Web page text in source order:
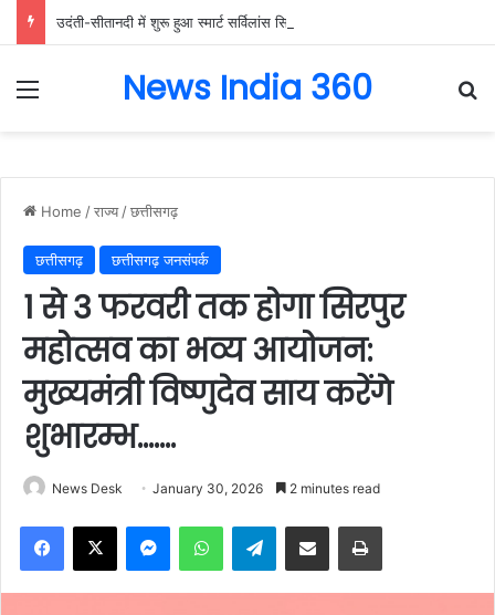
Menu News India 360
Home /राज्य /छत्तीसगढ़
छत्तीसगढ़ छत्तीसगढ़ जनसंपर्क
1 से 3 फरवरी तक होगा सिरपुर
महोत्सव का भव्य आयोजन:
मुख्यमंत्री विष्णुदेव साय करेंगे
शुभारम्भ…….
News Desk January 30, 2026 2 minutes read
Facebook
X MessengerWhatsAppTelegramShare via Email Print